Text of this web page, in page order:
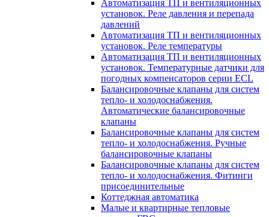
Автоматизация ТП и вентиляционных
установок. Реле давления и перепада
давлений
Автоматизация ТП и вентиляционных
установок. Реле температуры
Автоматизация ТП и вентиляционных
установок. Температурные датчики для
погодных компенсаторов серии ECL
Балансировочные клапаны для систем
тепло- и холодоснабжения.
Автоматические балансировочные
клапаны
Балансировочные клапаны для систем
тепло- и холодоснабжения. Ручные
балансировочные клапаны
Балансировочные клапаны для систем
тепло- и холодоснабжения. Фитинги
присоединительные
Коттеджная автоматика
Малые и квартирные тепловые